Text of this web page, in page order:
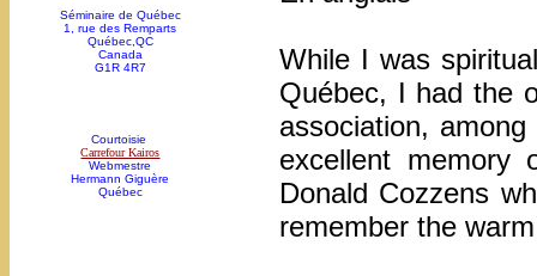
Séminaire de Québec
1, rue des Remparts
Québec,QC
Canada
G1R 4R7
Courtoisie
Carrefour Kairos
Webmestre
Hermann Giguère
Québec
While I was
Québec, I had the
association,
excellent
Donald Cozzens
remember the